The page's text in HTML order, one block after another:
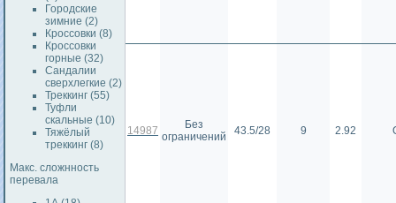
Городские
зимние (2)
Кроссовки (8)
Кроссовки
горные (32)
Сандалии
сверхлегкие (2)
Треккинг (55)
Туфли
скальные (10)
Тяжёлый
треккинг (8)
Макс. сложнность
перевала
14987
Без
ограничений
43.5/28 9 2.92